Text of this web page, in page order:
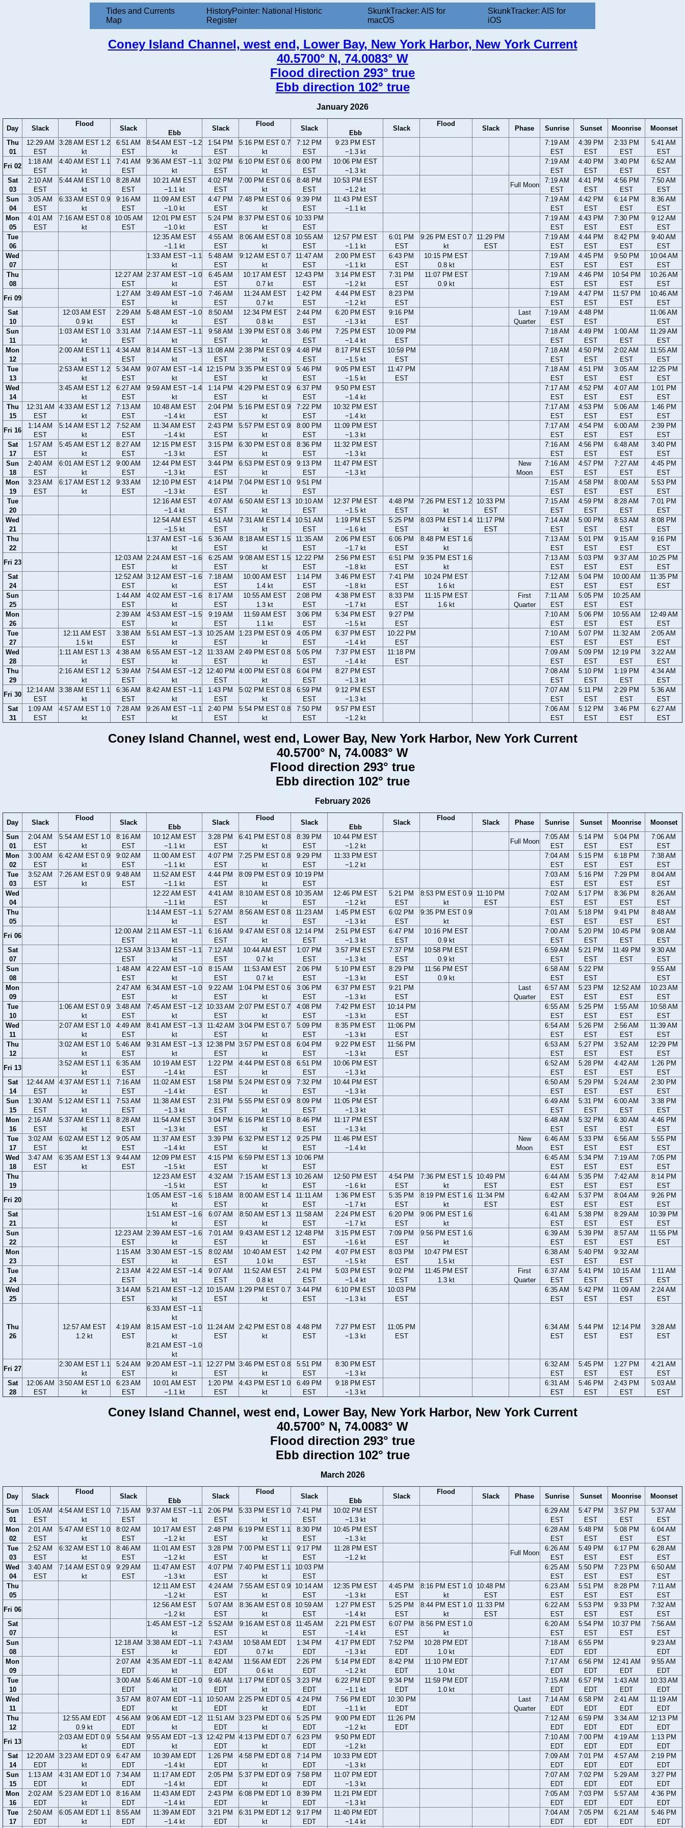
Tides and Currents
Map
HistoryPointer: National Historic
Register
SkunkTracker: AIS for
macOS
SkunkTracker: AIS for
iOS
Coney Island Channel, west end, Lower Bay, New York Harbor, New York Current
40.5700° N, 74.0083° W
Flood direction 293° true
Ebb direction 102° true
January 2026
Day Slack
Flood
Slack
Ebb
Slack
Flood
Slack
Ebb
Slack
Flood
Slack Phase Sunrise Sunset Moonrise
Moonset
Thu
01
12:29 AM
EST
3:28 AM EST 1.2
kt
6:51 AM
EST
8:54 AM EST −1.2
kt
1:54 PM
EST
5:16 PM EST 0.7
kt
7:12 PM
EST
9:23 PM EST
−1.3 kt
7:19 AM
EST
4:39 PM
EST
2:33 PM
EST
5:41 AM
EST
Fri 02
1:18 AM
EST
4:40 AM EST 1.1
kt
7:41 AM
EST
9:36 AM EST −1.1
kt
3:02 PM
EST
6:10 PM EST 0.6
kt
8:00 PM
EST
10:06 PM EST
−1.3 kt
7:19 AM
EST
4:40 PM
EST
3:40 PM
EST
6:52 AM
EST
Sat
03
2:10 AM
EST
5:44 AM EST 1.0
kt
8:28 AM
EST
10:21 AM EST
−1.1 kt
4:02 PM
EST
7:00 PM EST 0.6
kt
8:48 PM
EST
10:53 PM EST
−1.2 kt
Full Moon
7:19 AM
EST
4:41 PM
EST
4:56 PM
EST
7:50 AM
EST
Sun
04
3:05 AM
EST
6:33 AM EST 0.9
kt
9:16 AM
EST
11:09 AM EST
−1.0 kt
4:47 PM
EST
7:48 PM EST 0.6
kt
9:39 PM
EST
11:43 PM EST
−1.1 kt
7:19 AM
EST
4:42 PM
EST
6:14 PM
EST
8:36 AM
EST
Mon
05
4:01 AM
EST
7:16 AM EST 0.8
kt
10:05 AM
EST
12:01 PM EST
−1.0 kt
5:24 PM
EST
8:37 PM EST 0.6
kt
10:33 PM
EST
7:19 AM
EST
4:43 PM
EST
7:30 PM
EST
9:12 AM
EST
Tue
06
12:35 AM EST
−1.1 kt
4:55 AM
EST
8:06 AM EST 0.8
kt
10:55 AM
EST
12:57 PM EST
−1.1 kt
6:01 PM
EST
9:26 PM EST 0.7
kt
11:29 PM
EST
7:19 AM
EST
4:44 PM
EST
8:42 PM
EST
9:40 AM
EST
Wed
07
1:33 AM EST −1.1
kt
5:48 AM
EST
9:12 AM EST 0.7
kt
11:47 AM
EST
2:00 PM EST
−1.1 kt
6:43 PM
EST
10:15 PM EST
0.8 kt
7:19 AM
EST
4:45 PM
EST
9:50 PM
EST
10:04 AM
EST
Thu
08
12:27 AM
EST
2:37 AM EST −1.0
kt
6:45 AM
EST
10:17 AM EST
0.7 kt
12:43 PM
EST
3:14 PM EST
−1.2 kt
7:31 PM
EST
11:07 PM EST
0.9 kt
7:19 AM
EST
4:46 PM
EST
10:54 PM
EST
10:26 AM
EST
Fri 09
1:27 AM
EST
3:49 AM EST −1.0
kt
7:46 AM
EST
11:24 AM EST
0.7 kt
1:42 PM
EST
4:44 PM EST
−1.2 kt
8:23 PM
EST
7:19 AM
EST
4:47 PM
EST
11:57 PM
EST
10:46 AM
EST
Sat
10
12:03 AM EST
0.9 kt
2:29 AM
EST
5:48 AM EST −1.0
kt
8:50 AM
EST
12:34 PM EST
0.8 kt
2:44 PM
EST
6:20 PM EST
−1.3 kt
9:16 PM
EST
Last
Quarter
7:19 AM
EST
4:48 PM
EST
11:06 AM
EST
Sun
11
1:03 AM EST 1.0
kt
3:31 AM
EST
7:14 AM EST −1.1
kt
9:58 AM
EST
1:39 PM EST 0.8
kt
3:46 PM
EST
7:25 PM EST
−1.4 kt
10:09 PM
EST
7:18 AM
EST
4:49 PM
EST
1:00 AM
EST
11:29 AM
EST
Mon
12
2:00 AM EST 1.1
kt
4:34 AM
EST
8:14 AM EST −1.3
kt
11:08 AM
EST
2:38 PM EST 0.9
kt
4:48 PM
EST
8:17 PM EST
−1.5 kt
10:59 PM
EST
7:18 AM
EST
4:50 PM
EST
2:02 AM
EST
11:55 AM
EST
Tue
13
2:53 AM EST 1.2
kt
5:34 AM
EST
9:07 AM EST −1.4
kt
12:15 PM
EST
3:35 PM EST 0.9
kt
5:46 PM
EST
9:05 PM EST
−1.5 kt
11:47 PM
EST
7:18 AM
EST
4:51 PM
EST
3:05 AM
EST
12:25 PM
EST
Wed
14
3:45 AM EST 1.2
kt
6:27 AM
EST
9:59 AM EST −1.4
kt
1:14 PM
EST
4:29 PM EST 0.9
kt
6:37 PM
EST
9:50 PM EST
−1.4 kt
7:17 AM
EST
4:52 PM
EST
4:07 AM
EST
1:01 PM
EST
Thu
15
12:31 AM
EST
4:33 AM EST 1.2
kt
7:13 AM
EST
10:48 AM EST
−1.4 kt
2:04 PM
EST
5:16 PM EST 0.9
kt
7:22 PM
EST
10:32 PM EST
−1.4 kt
7:17 AM
EST
4:53 PM
EST
5:06 AM
EST
1:46 PM
EST
Fri 16
1:14 AM
EST
5:14 AM EST 1.2
kt
7:52 AM
EST
11:34 AM EST
−1.4 kt
2:43 PM
EST
5:57 PM EST 0.9
kt
8:00 PM
EST
11:09 PM EST
−1.3 kt
7:17 AM
EST
4:54 PM
EST
6:00 AM
EST
2:39 PM
EST
Sat
17
1:57 AM
EST
5:45 AM EST 1.2
kt
8:27 AM
EST
12:15 PM EST
−1.3 kt
3:15 PM
EST
6:30 PM EST 0.8
kt
8:36 PM
EST
11:32 PM EST
−1.3 kt
7:16 AM
EST
4:56 PM
EST
6:48 AM
EST
3:40 PM
EST
Sun
18
2:40 AM
EST
6:01 AM EST 1.2
kt
9:00 AM
EST
12:44 PM EST
−1.3 kt
3:44 PM
EST
6:53 PM EST 0.9
kt
9:13 PM
EST
11:47 PM EST
−1.3 kt
New
Moon
7:16 AM
EST
4:57 PM
EST
7:27 AM
EST
4:45 PM
EST
Mon
19
3:23 AM
EST
6:17 AM EST 1.2
kt
9:33 AM
EST
12:10 PM EST
−1.3 kt
4:14 PM
EST
7:04 PM EST 1.0
kt
9:51 PM
EST
7:15 AM
EST
4:58 PM
EST
8:00 AM
EST
5:53 PM
EST
Tue
20
12:16 AM EST
−1.4 kt
4:07 AM
EST
6:50 AM EST 1.3
kt
10:10 AM
EST
12:37 PM EST
−1.5 kt
4:48 PM
EST
7:26 PM EST 1.2
kt
10:33 PM
EST
7:15 AM
EST
4:59 PM
EST
8:28 AM
EST
7:01 PM
EST
Wed
21
12:54 AM EST
−1.5 kt
4:51 AM
EST
7:31 AM EST 1.4
kt
10:51 AM
EST
1:19 PM EST
−1.6 kt
5:25 PM
EST
8:03 PM EST 1.4
kt
11:17 PM
EST
7:14 AM
EST
5:00 PM
EST
8:53 AM
EST
8:08 PM
EST
Thu
22
1:37 AM EST −1.6
kt
5:36 AM
EST
8:18 AM EST 1.5
kt
11:35 AM
EST
2:06 PM EST
−1.7 kt
6:06 PM
EST
8:48 PM EST 1.6
kt
7:13 AM
EST
5:01 PM
EST
9:15 AM
EST
9:16 PM
EST
Fri 23
12:03 AM
EST
2:24 AM EST −1.6
kt
6:25 AM
EST
9:08 AM EST 1.5
kt
12:22 PM
EST
2:56 PM EST
−1.8 kt
6:51 PM
EST
9:35 PM EST 1.6
kt
7:13 AM
EST
5:03 PM
EST
9:37 AM
EST
10:25 PM
EST
Sat
24
12:52 AM
EST
3:12 AM EST −1.6
kt
7:18 AM
EST
10:00 AM EST
1.4 kt
1:14 PM
EST
3:46 PM EST
−1.8 kt
7:41 PM
EST
10:24 PM EST
1.6 kt
7:12 AM
EST
5:04 PM
EST
10:00 AM
EST
11:35 PM
EST
Sun
25
1:44 AM
EST
4:02 AM EST −1.6
kt
8:17 AM
EST
10:55 AM EST
1.3 kt
2:08 PM
EST
4:38 PM EST
−1.7 kt
8:33 PM
EST
11:15 PM EST
1.6 kt
First
Quarter
7:11 AM
EST
5:05 PM
EST
10:25 AM
EST
Mon
26
2:39 AM
EST
4:53 AM EST −1.5
kt
9:19 AM
EST
11:59 AM EST
1.1 kt
3:06 PM
EST
5:34 PM EST
−1.5 kt
9:27 PM
EST
7:10 AM
EST
5:06 PM
EST
10:55 AM
EST
12:49 AM
EST
Tue
27
12:11 AM EST
1.5 kt
3:38 AM
EST
5:51 AM EST −1.3
kt
10:25 AM
EST
1:23 PM EST 0.9
kt
4:05 PM
EST
6:37 PM EST
−1.4 kt
10:22 PM
EST
7:10 AM
EST
5:07 PM
EST
11:32 AM
EST
2:05 AM
EST
Wed
28
1:11 AM EST 1.3
kt
4:38 AM
EST
6:55 AM EST −1.2
kt
11:33 AM
EST
2:49 PM EST 0.8
kt
5:05 PM
EST
7:37 PM EST
−1.4 kt
11:18 PM
EST
7:09 AM
EST
5:09 PM
EST
12:19 PM
EST
3:22 AM
EST
Thu
29
2:16 AM EST 1.2
kt
5:39 AM
EST
7:54 AM EST −1.2
kt
12:40 PM
EST
4:00 PM EST 0.8
kt
6:04 PM
EST
8:27 PM EST
−1.3 kt
7:08 AM
EST
5:10 PM
EST
1:19 PM
EST
4:34 AM
EST
Fri 30
12:14 AM
EST
3:38 AM EST 1.1
kt
6:36 AM
EST
8:42 AM EST −1.1
kt
1:43 PM
EST
5:02 PM EST 0.8
kt
6:59 PM
EST
9:12 PM EST
−1.3 kt
7:07 AM
EST
5:11 PM
EST
2:29 PM
EST
5:36 AM
EST
Sat
31
1:09 AM
EST
4:57 AM EST 1.0
kt
7:28 AM
EST
9:26 AM EST −1.1
kt
2:40 PM
EST
5:54 PM EST 0.8
kt
7:50 PM
EST
9:57 PM EST
−1.2 kt
7:06 AM
EST
5:12 PM
EST
3:46 PM
EST
6:27 AM
EST
Coney Island Channel, west end, Lower Bay, New York Harbor, New York Current
40.5700° N, 74.0083° W
Flood direction 293° true
Ebb direction 102° true
February 2026
Day Slack
Flood
Slack
Ebb
Slack
Flood
Slack
Ebb
Slack
Flood
Slack Phase Sunrise Sunset Moonrise
Moonset
Sun
01
2:04 AM
EST
5:54 AM EST 1.0
kt
8:16 AM
EST
10:12 AM EST
−1.1 kt
3:28 PM
EST
6:41 PM EST 0.8
kt
8:39 PM
EST
10:44 PM EST
−1.2 kt
Full Moon
7:05 AM
EST
5:14 PM
EST
5:04 PM
EST
7:06 AM
EST
Mon
02
3:00 AM
EST
6:42 AM EST 0.9
kt
9:02 AM
EST
11:00 AM EST
−1.1 kt
4:07 PM
EST
7:25 PM EST 0.8
kt
9:29 PM
EST
11:33 PM EST
−1.2 kt
7:04 AM
EST
5:15 PM
EST
6:18 PM
EST
7:38 AM
EST
Tue
03
3:52 AM
EST
7:26 AM EST 0.9
kt
9:48 AM
EST
11:52 AM EST
−1.1 kt
4:44 PM
EST
8:09 PM EST 0.9
kt
10:19 PM
EST
7:03 AM
EST
5:16 PM
EST
7:29 PM
EST
8:04 AM
EST
Wed
04
12:22 AM EST
−1.1 kt
4:41 AM
EST
8:10 AM EST 0.8
kt
10:35 AM
EST
12:46 PM EST
−1.2 kt
5:21 PM
EST
8:53 PM EST 0.9
kt
11:10 PM
EST
7:02 AM
EST
5:17 PM
EST
8:36 PM
EST
8:26 AM
EST
Thu
05
1:14 AM EST −1.1
kt
5:27 AM
EST
8:56 AM EST 0.8
kt
11:23 AM
EST
1:45 PM EST
−1.3 kt
6:02 PM
EST
9:35 PM EST 0.9
kt
7:01 AM
EST
5:18 PM
EST
9:41 PM
EST
8:48 AM
EST
Fri 06
12:00 AM
EST
2:11 AM EST −1.1
kt
6:16 AM
EST
9:47 AM EST 0.8
kt
12:14 PM
EST
2:51 PM EST
−1.3 kt
6:47 PM
EST
10:16 PM EST
0.9 kt
7:00 AM
EST
5:20 PM
EST
10:45 PM
EST
9:08 AM
EST
Sat
07
12:53 AM
EST
3:13 AM EST −1.1
kt
7:12 AM
EST
10:44 AM EST
0.7 kt
1:07 PM
EST
3:57 PM EST
−1.3 kt
7:37 PM
EST
10:58 PM EST
0.9 kt
6:59 AM
EST
5:21 PM
EST
11:49 PM
EST
9:30 AM
EST
Sun
08
1:48 AM
EST
4:22 AM EST −1.0
kt
8:15 AM
EST
11:53 AM EST
0.7 kt
2:06 PM
EST
5:10 PM EST
−1.3 kt
8:29 PM
EST
11:56 PM EST
0.9 kt
6:58 AM
EST
5:22 PM
EST
9:55 AM
EST
Mon
09
2:47 AM
EST
6:34 AM EST −1.0
kt
9:22 AM
EST
1:04 PM EST 0.6
kt
3:06 PM
EST
6:37 PM EST
−1.3 kt
9:21 PM
EST
Last
Quarter
6:57 AM
EST
5:23 PM
EST
12:52 AM
EST
10:23 AM
EST
Tue
10
1:06 AM EST 0.9
kt
3:48 AM
EST
7:45 AM EST −1.2
kt
10:33 AM
EST
2:07 PM EST 0.7
kt
4:08 PM
EST
7:42 PM EST
−1.3 kt
10:14 PM
EST
6:55 AM
EST
5:25 PM
EST
1:55 AM
EST
10:58 AM
EST
Wed
11
2:07 AM EST 1.0
kt
4:49 AM
EST
8:41 AM EST −1.3
kt
11:42 AM
EST
3:04 PM EST 0.7
kt
5:09 PM
EST
8:35 PM EST
−1.3 kt
11:06 PM
EST
6:54 AM
EST
5:26 PM
EST
2:56 AM
EST
11:39 AM
EST
Thu
12
3:02 AM EST 1.0
kt
5:46 AM
EST
9:31 AM EST −1.3
kt
12:38 PM
EST
3:57 PM EST 0.8
kt
6:04 PM
EST
9:22 PM EST
−1.3 kt
11:56 PM
EST
6:53 AM
EST
5:27 PM
EST
3:52 AM
EST
12:29 PM
EST
Fri 13
3:52 AM EST 1.1
kt
6:35 AM
EST
10:19 AM EST
−1.4 kt
1:22 PM
EST
4:44 PM EST 0.8
kt
6:51 PM
EST
10:06 PM EST
−1.3 kt
6:52 AM
EST
5:28 PM
EST
4:42 AM
EST
1:26 PM
EST
Sat
14
12:44 AM
EST
4:37 AM EST 1.1
kt
7:16 AM
EST
11:02 AM EST
−1.4 kt
1:58 PM
EST
5:24 PM EST 0.9
kt
7:32 PM
EST
10:44 PM EST
−1.3 kt
6:50 AM
EST
5:29 PM
EST
5:24 AM
EST
2:30 PM
EST
Sun
15
1:30 AM
EST
5:12 AM EST 1.1
kt
7:53 AM
EST
11:38 AM EST
−1.3 kt
2:31 PM
EST
5:55 PM EST 0.9
kt
8:09 PM
EST
11:05 PM EST
−1.3 kt
6:49 AM
EST
5:31 PM
EST
6:00 AM
EST
3:38 PM
EST
Mon
16
2:16 AM
EST
5:37 AM EST 1.1
kt
8:28 AM
EST
11:54 AM EST
−1.3 kt
3:04 PM
EST
6:16 PM EST 1.0
kt
8:46 PM
EST
11:17 PM EST
−1.3 kt
6:48 AM
EST
5:32 PM
EST
6:30 AM
EST
4:46 PM
EST
Tue
17
3:02 AM
EST
6:02 AM EST 1.2
kt
9:05 AM
EST
11:37 AM EST
−1.4 kt
3:39 PM
EST
6:32 PM EST 1.2
kt
9:25 PM
EST
11:46 PM EST
−1.4 kt
New
Moon
6:46 AM
EST
5:33 PM
EST
6:56 AM
EST
5:55 PM
EST
Wed
18
3:47 AM
EST
6:35 AM EST 1.3
kt
9:44 AM
EST
12:09 PM EST
−1.5 kt
4:15 PM
EST
6:59 PM EST 1.3
kt
10:06 PM
EST
6:45 AM
EST
5:34 PM
EST
7:19 AM
EST
7:05 PM
EST
Thu
19
12:23 AM EST
−1.5 kt
4:32 AM
EST
7:15 AM EST 1.3
kt
10:26 AM
EST
12:50 PM EST
−1.6 kt
4:54 PM
EST
7:36 PM EST 1.5
kt
10:49 PM
EST
6:44 AM
EST
5:35 PM
EST
7:42 AM
EST
8:14 PM
EST
Fri 20
1:05 AM EST −1.6
kt
5:18 AM
EST
8:00 AM EST 1.4
kt
11:11 AM
EST
1:36 PM EST
−1.7 kt
5:35 PM
EST
8:19 PM EST 1.6
kt
11:34 PM
EST
6:42 AM
EST
5:37 PM
EST
8:04 AM
EST
9:26 PM
EST
Sat
21
1:51 AM EST −1.6
kt
6:07 AM
EST
8:50 AM EST 1.3
kt
11:58 AM
EST
2:24 PM EST
−1.7 kt
6:20 PM
EST
9:06 PM EST 1.6
kt
6:41 AM
EST
5:38 PM
EST
8:29 AM
EST
10:39 PM
EST
Sun
22
12:23 AM
EST
2:39 AM EST −1.6
kt
7:01 AM
EST
9:43 AM EST 1.2
kt
12:48 PM
EST
3:15 PM EST
−1.6 kt
7:09 PM
EST
9:56 PM EST 1.6
kt
6:39 AM
EST
5:39 PM
EST
8:57 AM
EST
11:55 PM
EST
Mon
23
1:15 AM
EST
3:30 AM EST −1.5
kt
8:02 AM
EST
10:40 AM EST
1.0 kt
1:42 PM
EST
4:07 PM EST
−1.5 kt
8:03 PM
EST
10:47 PM EST
1.5 kt
6:38 AM
EST
5:40 PM
EST
9:32 AM
EST
Tue
24
2:13 AM
EST
4:22 AM EST −1.4
kt
9:07 AM
EST
11:52 AM EST
0.8 kt
2:41 PM
EST
5:03 PM EST
−1.4 kt
9:02 PM
EST
11:45 PM EST
1.3 kt
First
Quarter
6:37 AM
EST
5:41 PM
EST
10:15 AM
EST
1:11 AM
EST
Wed
25
3:14 AM
EST
5:21 AM EST −1.2
kt
10:15 AM
EST
1:29 PM EST 0.7
kt
3:44 PM
EST
6:10 PM EST
−1.3 kt
10:03 PM
EST
6:35 AM
EST
5:42 PM
EST
11:09 AM
EST
2:24 AM
EST
Thu
26
12:57 AM EST
1.2 kt
4:19 AM
EST
6:33 AM EST −1.1
kt
8:15 AM EST −1.0
kt
8:21 AM EST −1.0
kt
11:24 AM
EST
2:42 PM EST 0.8
kt
4:48 PM
EST
7:27 PM EST
−1.3 kt
11:05 PM
EST
6:34 AM
EST
5:44 PM
EST
12:14 PM
EST
3:28 AM
EST
Fri 27
2:30 AM EST 1.1
kt
5:24 AM
EST
9:20 AM EST −1.1
kt
12:27 PM
EST
3:46 PM EST 0.8
kt
5:51 PM
EST
8:30 PM EST
−1.3 kt
6:32 AM
EST
5:45 PM
EST
1:27 PM
EST
4:21 AM
EST
Sat
28
12:06 AM
EST
3:50 AM EST 1.0
kt
6:23 AM
EST
10:01 AM EST
−1.1 kt
1:20 PM
EST
4:43 PM EST 1.0
kt
6:49 PM
EST
9:18 PM EST
−1.3 kt
6:31 AM
EST
5:46 PM
EST
2:43 PM
EST
5:03 AM
EST
Coney Island Channel, west end, Lower Bay, New York Harbor, New York Current
40.5700° N, 74.0083° W
Flood direction 293° true
Ebb direction 102° true
March 2026
Day Slack
Flood
Slack
Ebb
Slack
Flood
Slack
Ebb
Slack
Flood
Slack Phase Sunrise Sunset Moonrise
Moonset
Sun
01
1:05 AM
EST
4:54 AM EST 1.0
kt
7:15 AM
EST
9:37 AM EST −1.1
kt
2:06 PM
EST
5:33 PM EST 1.0
kt
7:41 PM
EST
10:02 PM EST
−1.3 kt
6:29 AM
EST
5:47 PM
EST
3:57 PM
EST
5:37 AM
EST
Mon
02
2:01 AM
EST
5:47 AM EST 1.0
kt
8:02 AM
EST
10:17 AM EST
−1.2 kt
2:48 PM
EST
6:19 PM EST 1.1
kt
8:30 PM
EST
10:45 PM EST
−1.3 kt
6:28 AM
EST
5:48 PM
EST
5:08 PM
EST
6:04 AM
EST
Tue
03
2:52 AM
EST
6:32 AM EST 1.0
kt
8:46 AM
EST
11:01 AM EST
−1.2 kt
3:28 PM
EST
7:00 PM EST 1.1
kt
9:17 PM
EST
11:28 PM EST
−1.2 kt
Full Moon
6:26 AM
EST
5:49 PM
EST
6:17 PM
EST
6:28 AM
EST
Wed
04
3:40 AM
EST
7:14 AM EST 0.9
kt
9:29 AM
EST
11:47 AM EST
−1.3 kt
4:07 PM
EST
7:40 PM EST 1.1
kt
10:03 PM
EST
6:25 AM
EST
5:50 PM
EST
7:23 PM
EST
6:50 AM
EST
Thu
05
12:11 AM EST
−1.2 kt
4:24 AM
EST
7:55 AM EST 0.9
kt
10:14 AM
EST
12:35 PM EST
−1.3 kt
4:45 PM
EST
8:16 PM EST 1.0
kt
10:48 PM
EST
6:23 AM
EST
5:51 PM
EST
8:28 PM
EST
7:11 AM
EST
Fri 06
12:56 AM EST
−1.2 kt
5:07 AM
EST
8:36 AM EST 0.8
kt
10:59 AM
EST
1:27 PM EST
−1.4 kt
5:25 PM
EST
8:44 PM EST 1.0
kt
11:33 PM
EST
6:22 AM
EST
5:53 PM
EST
9:33 PM
EST
7:32 AM
EST
Sat
07
1:45 AM EST −1.2
kt
5:52 AM
EST
9:16 AM EST 0.8
kt
11:45 AM
EST
2:21 PM EST
−1.4 kt
6:07 PM
EST
8:56 PM EST 1.0
kt
6:20 AM
EST
5:54 PM
EST
10:37 PM
EST
7:56 AM
EST
Sun
08
12:18 AM
EST
3:38 AM EDT −1.1
kt
7:43 AM
EDT
10:58 AM EDT
0.7 kt
1:34 PM
EDT
4:17 PM EDT
−1.3 kt
7:52 PM
EDT
10:28 PM EDT
1.0 kt
7:18 AM
EDT
6:55 PM
EDT
9:23 AM
EDT
Mon
09
2:07 AM
EDT
4:35 AM EDT −1.1
kt
8:42 AM
EDT
11:56 AM EDT
0.6 kt
2:26 PM
EDT
5:14 PM EDT
−1.2 kt
8:42 PM
EDT
11:10 PM EDT
1.0 kt
7:17 AM
EDT
6:56 PM
EDT
12:41 AM
EDT
9:55 AM
EDT
Tue
10
3:00 AM
EDT
5:46 AM EDT −1.0
kt
9:46 AM
EDT
1:17 PM EDT 0.5
kt
3:23 PM
EDT
6:22 PM EDT
−1.1 kt
9:34 PM
EDT
11:59 PM EDT
1.0 kt
7:15 AM
EDT
6:57 PM
EDT
1:43 AM
EDT
10:33 AM
EDT
Wed
11
3:57 AM
EDT
8:07 AM EDT −1.1
kt
10:50 AM
EDT
2:25 PM EDT 0.5
kt
4:24 PM
EDT
7:56 PM EDT
−1.1 kt
10:30 PM
EDT
Last
Quarter
7:14 AM
EDT
6:58 PM
EDT
2:41 AM
EDT
11:19 AM
EDT
Thu
12
12:55 AM EDT
0.9 kt
4:56 AM
EDT
9:06 AM EDT −1.2
kt
11:51 AM
EDT
3:23 PM EDT 0.6
kt
5:25 PM
EDT
9:00 PM EDT
−1.2 kt
11:26 PM
EDT
7:12 AM
EDT
6:59 PM
EDT
3:34 AM
EDT
12:13 PM
EDT
Fri 13
2:03 AM EDT 0.9
kt
5:54 AM
EDT
9:55 AM EDT −1.3
kt
12:42 PM
EDT
4:13 PM EDT 0.7
kt
6:23 PM
EDT
9:50 PM EDT
−1.2 kt
7:10 AM
EDT
7:00 PM
EDT
4:19 AM
EDT
1:13 PM
EDT
Sat
14
12:20 AM
EDT
3:23 AM EDT 0.9
kt
6:47 AM
EDT
10:39 AM EDT
−1.4 kt
1:26 PM
EDT
4:58 PM EDT 0.8
kt
7:14 PM
EDT
10:33 PM EDT
−1.3 kt
7:09 AM
EDT
7:01 PM
EDT
4:57 AM
EDT
2:19 PM
EDT
Sun
15
1:13 AM
EDT
4:31 AM EDT 1.0
kt
7:34 AM
EDT
11:17 AM EDT
−1.4 kt
2:05 PM
EDT
5:37 PM EDT 0.9
kt
7:58 PM
EDT
11:07 PM EDT
−1.3 kt
7:07 AM
EDT
7:02 PM
EDT
5:29 AM
EDT
3:27 PM
EDT
Mon
16
2:02 AM
EDT
5:23 AM EDT 1.0
kt
8:16 AM
EDT
11:43 AM EDT
−1.4 kt
2:43 PM
EDT
6:08 PM EDT 1.0
kt
8:39 PM
EDT
11:21 PM EDT
−1.3 kt
7:05 AM
EDT
7:03 PM
EDT
5:57 AM
EDT
4:36 PM
EDT
Tue
17
2:50 AM
EDT
6:05 AM EDT 1.1
kt
8:55 AM
EDT
11:39 AM EDT
−1.4 kt
3:21 PM
EDT
6:31 PM EDT 1.2
kt
9:17 PM
EDT
11:40 PM EDT
−1.4 kt
7:04 AM
EDT
7:05 PM
EDT
6:21 AM
EDT
5:46 PM
EDT